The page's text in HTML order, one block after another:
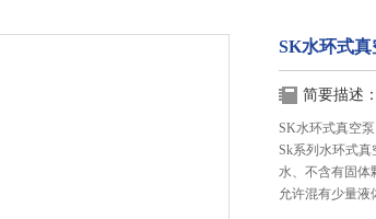
SK水环式真
简要描述：
SK水环式真空泵
Sk系列水环式
水、不含有固体
允许混有少量液